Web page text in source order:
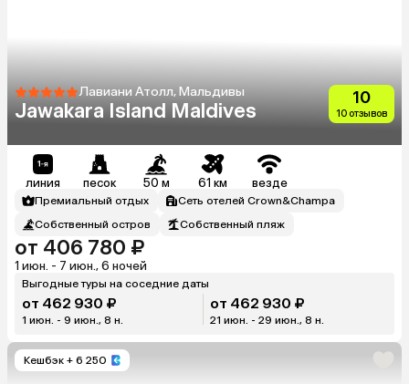
Лавиани Атолл, Мальдивы
Jawakara Island Maldives
10
10 отзывов
линия песок 50 м 61 км везде
Премиальный отдых
Сеть отелей Crown&Champa
Собственный остров
Собственный пляж
от 406 780 ₽
1 июн. - 7 июн., 6 ночей
Выгодные туры на соседние даты
от 462 930 ₽
1 июн. - 9 июн., 8 н.
от 462 930 ₽
21 июн. - 29 июн., 8 н.
Кешбэк + 6 250